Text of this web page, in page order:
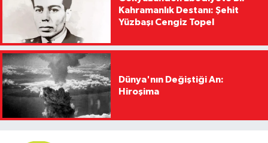
Kahramanlık Destanı: Şehit
Yüzbaşı Cengiz Topel
Dünya'nın Değiştiği An:
Hiroşima